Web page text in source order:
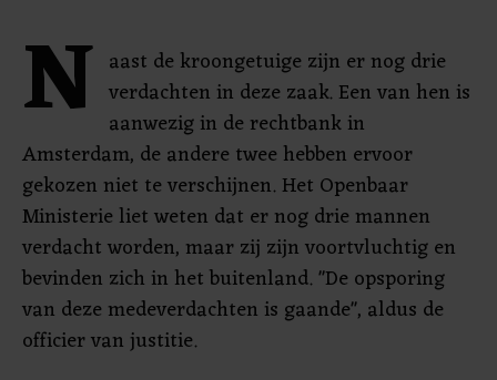
N aast de kroongetuige zijn er nog drie
verdachten in deze zaak. Een van hen is
aanwezig in de rechtbank in
Amsterdam, de andere twee hebben ervoor
gekozen niet te verschijnen. Het Openbaar
Ministerie liet weten dat er nog drie mannen
verdacht worden, maar zij zijn voortvluchtig en
bevinden zich in het buitenland. "De opsporing
van deze medeverdachten is gaande", aldus de
officier van justitie.